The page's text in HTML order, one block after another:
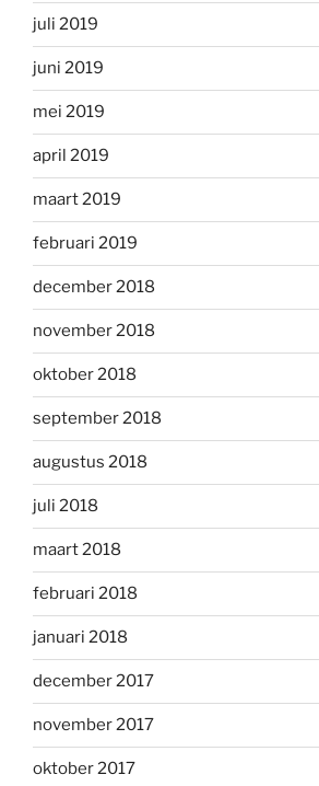
juli 2019
juni 2019
mei 2019
april 2019
maart 2019
februari 2019
december 2018
november 2018
oktober 2018
september 2018
augustus 2018
juli 2018
maart 2018
februari 2018
januari 2018
december 2017
november 2017
oktober 2017